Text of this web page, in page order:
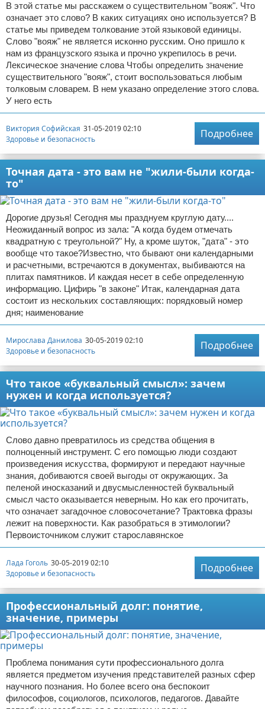
В этой статье мы расскажем о существительном "вояж". Что
означает это слово? В каких ситуациях оно используется? В
статье мы приведем толкование этой языковой единицы.
Слово "вояж" не является исконно русским. Оно пришло к
нам из французского языка и прочно укрепилось в речи.
Лексическое значение слова Чтобы определить значение
существительного "вояж", стоит воспользоваться любым
толковым словарем. В нем указано определение этого слова.
У него есть
Виктория Софийская 31-05-2019 02:10
Здоровье и безопасность
Подробнее
Точная дата - это вам не "жили-были когда-
то"
Дорогие друзья! Сегодня мы празднуем круглую дату....
Неожиданный вопрос из зала: "А когда будем отмечать
квадратную с треугольной?" Ну, а кроме шуток, "дата" - это
вообще что такое?Известно, что бывают они календарными
и расчетными, встречаются в документах, выбиваются на
плитах памятников. И каждая несет в себе определенную
информацию. Цифирь "в законе" Итак, календарная дата
состоит из нескольких составляющих: порядковый номер
дня; наименование
Мирослава Данилова 30-05-2019 02:10
Здоровье и безопасность
Подробнее
Что такое «буквальный смысл»: зачем
нужен и когда используется?
Слово давно превратилось из средства общения в
полноценный инструмент. С его помощью люди создают
произведения искусства, формируют и передают научные
знания, добиваются своей выгоды от окружающих. За
пеленой иносказаний и двусмысленностей буквальный
смысл часто оказывается неверным. Но как его прочитать,
что означает загадочное словосочетание? Трактовка фразы
лежит на поверхности. Как разобраться в этимологии?
Первоисточником служит старославянское
Лада Гоголь 30-05-2019 02:10
Здоровье и безопасность
Подробнее
Профессиональный долг: понятие,
значение, примеры
Проблема понимания сути профессионального долга
является предметом изучения представителей разных сфер
научного познания. Но более всего она беспокоит
философов, социологов, психологов, педагогов. Давайте